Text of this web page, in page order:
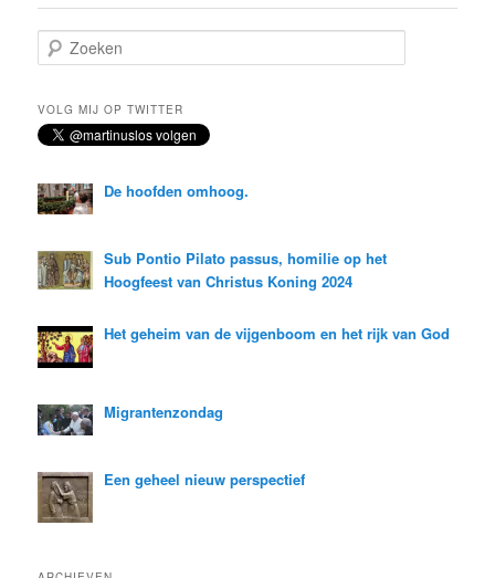
o
k
e
n
VOLG MIJ OP TWITTER
De hoofden omhoog.
Sub Pontio Pilato passus, homilie op het
Hoogfeest van Christus Koning 2024
Het geheim van de vijgenboom en het rijk van God
Migrantenzondag
Een geheel nieuw perspectief